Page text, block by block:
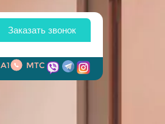
Заказать звонок
A1 MTC